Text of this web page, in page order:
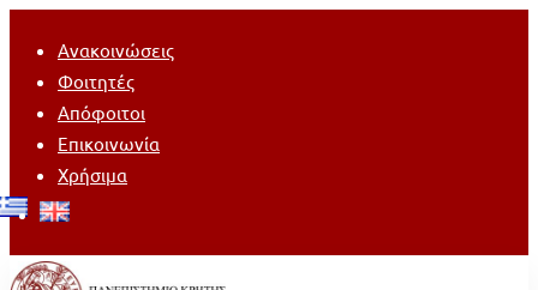
Ανακοινώσεις
Φοιτητές
Απόφοιτοι
Επικοινωνία
Χρήσιμα